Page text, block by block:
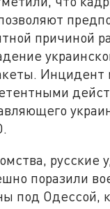
причиной
Инцидент
русские
поразили
под Одессой,